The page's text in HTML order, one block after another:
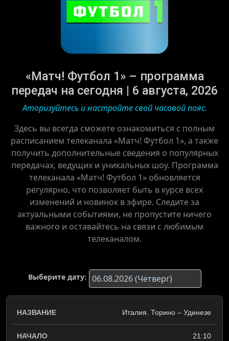
«Матч! Футбол 1» – программа
передач на сегодня | 6 августа, 2026
Аторизуйтесь и настройте свой часовой пояс.
Здесь вы всегда сможете ознакомиться с полным
расписанием телеканала «Матч! Футбол 1», а также
получить дополнительные сведения о популярных
передачах, ведущих и уникальных шоу. Программа
телеканала «Матч! Футбол 1» обновляется
регулярно, что позволяет быть в курсе всех
изменений и новинок в эфире. Следите за
актуальными событиями, не пропустите ничего
важного и оставайтесь на связи с любимым
телеканалом.
Выберите дату:
Италия. Торино – Удинезе
21:10